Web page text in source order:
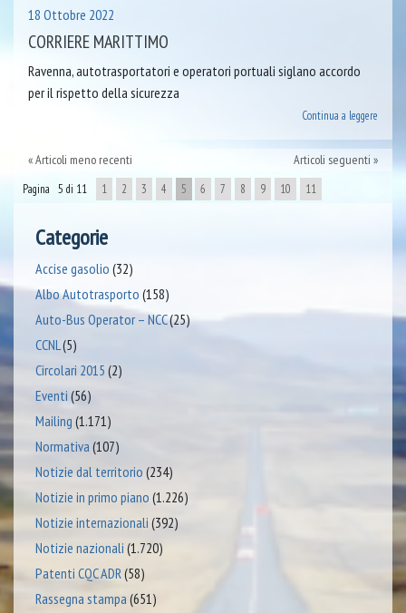
18 Ottobre 2022
CORRIERE MARITTIMO
Ravenna, autotrasportatori e operatori portuali siglano accordo
per il rispetto della sicurezza
Continua a leggere
Articoli meno recenti Articoli seguenti
Pagina 5 di 11 1 2 3 4 5 6 7 8 9 10 11
Categorie
Accise gasolio (32)
Albo Autotrasporto (158)
Auto-Bus Operator – NCC(25)
CCNL (5)
Circolari 2015 (2)
Eventi (56)
Mailing (1.171)
Normativa (107)
Notizie dal territorio (234)
Notizie in primo piano (1.226)
Notizie internazionali (392)
Notizie nazionali (1.720)
Patenti CQC ADR (58)
Rassegna stampa (651)